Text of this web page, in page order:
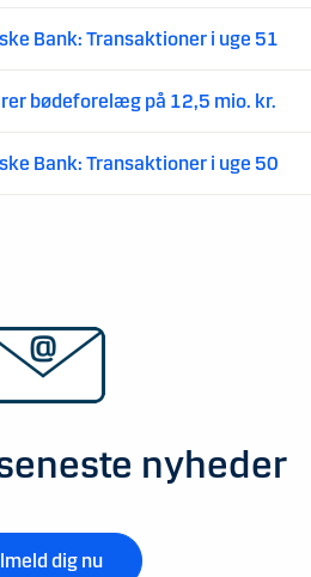
Bank: Transaktioner i uge 51
bødeforelæg på 12,5 mio. kr.
Bank: Transaktioner i uge 50
nyheder
dig nu